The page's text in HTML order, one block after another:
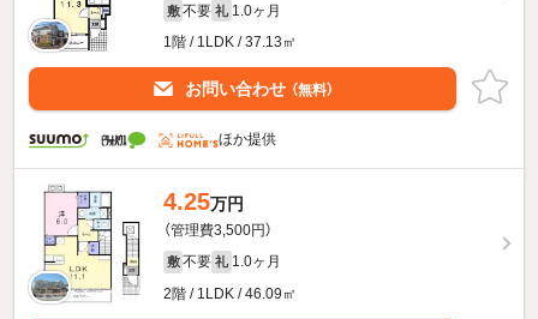
敷 不要 礼 1.0ヶ月
1階 / 1LDK / 37.13㎡
お問い合わせ （無料）
ほか提供
4.25万円
（管理費3,500円）
敷 不要 礼 1.0ヶ月
2階 / 1LDK / 46.09㎡